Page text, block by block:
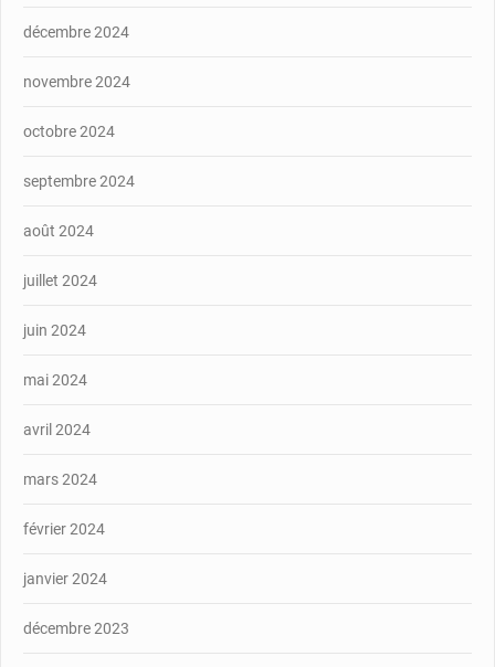
décembre 2024
novembre 2024
octobre 2024
septembre 2024
août 2024
juillet 2024
juin 2024
mai 2024
avril 2024
mars 2024
février 2024
janvier 2024
décembre 2023